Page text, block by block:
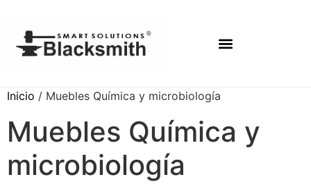
Inicio / Muebles Química y microbiología
Muebles Química y
microbiología